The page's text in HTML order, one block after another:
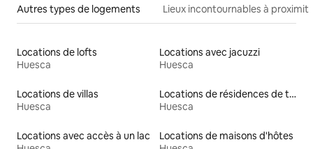
Autres types de logements Lieux incontournables à
Locations de lofts
Huesca
Locations avec jacuzzi
Huesca
Locations de villas
Huesca
Locations de résidences de tourisme
Huesca
Locations avec accès à un lac
Locations de maisons d'hôtes